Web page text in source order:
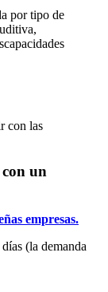
por tipo de
con las
un
empresas.
(la demanda